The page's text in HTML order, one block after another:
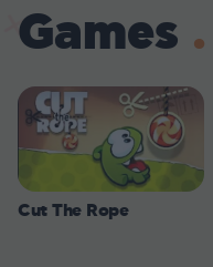
Games
Cut The Rope